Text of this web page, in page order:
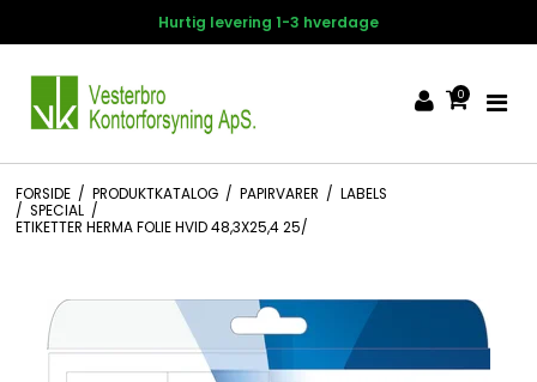
Hurtig levering 1-3 hverdage
0
FORSIDE / PRODUKTKATALOG / PAPIRVARER / LABELS
/ SPECIAL /
ETIKETTER HERMA FOLIE HVID 48,3X25,4 25/